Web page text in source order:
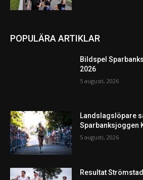
POPULÄRA ARTIKLAR
Bildspel
2026
5 augusti, 2026
Landslagslöpare
Sparbanksjoggen
5 augusti, 2026
Resultat